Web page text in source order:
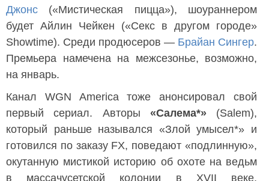
Джонс («Мистическая пицца»), шоураннером
будет Айлин Чейкен («Секс в другом городе»
Showtime). Среди продюсеров — Брайан Сингер.
Премьера намечена на межсезонье, возможно,
на январь.
Канал WGN America тоже анонсировал свой
первый сериал. Авторы «Салема*»(Salem),
который раньше назывался «Злой умысел*» и
готовился по заказу FX, поведают «подлинную»,
окутанную мистикой историю об охоте на ведьм
в массачусетской колонии в XVII веке,